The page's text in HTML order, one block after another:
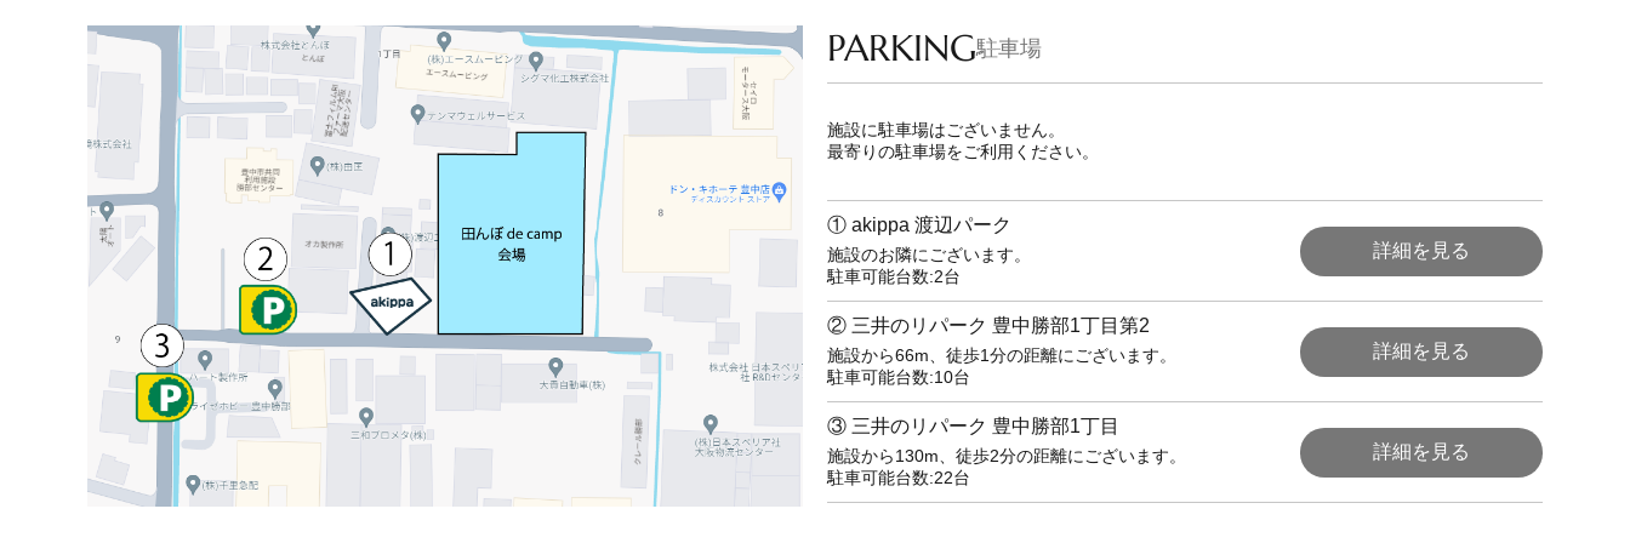
PARKING駐車場
施設に駐車場はございません。
最寄りの駐車場をご利用ください。
① akippa 渡辺パーク
施設のお隣にございます。
駐車可能台数:2台
詳細を見る
② 三井のリパーク 豊中勝部1丁目第2
施設から66m、徒歩1分の距離にございます。
駐車可能台数:10台
詳細を見る
③ 三井のリパーク 豊中勝部1丁目
施設から130m、徒歩2分の距離にございます。
駐車可能台数:22台
詳細を見る